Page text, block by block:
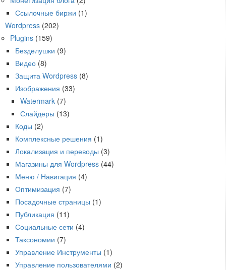
Ссылочные биржи (1)
Wordpress (202)
Plugins (159)
Безделушки (9)
Видео (8)
Защита Wordpress (8)
Изображения (33)
Watermark (7)
Слайдеры (13)
Коды (2)
Комплексные решения (1)
Локализация и переводы (3)
Магазины для Wordpress (44)
Меню / Навигация (4)
Оптимизация (7)
Посадочные страницы (1)
Публикация (11)
Социальные сети (4)
Таксономии (7)
Управление Инструменты (1)
Управление пользователями (2)